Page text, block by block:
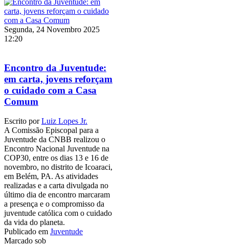
Segunda, 24 Novembro 2025
12:20
Encontro da Juventude:
em carta, jovens reforçam
o cuidado com a Casa
Comum
Escrito porLuiz Lopes Jr.
A Comissão Episcopal para a
Juventude da CNBB realizou o
Encontro Nacional Juventude na
COP30, entre os dias 13 e 16 de
novembro, no distrito de Icoaraci,
em Belém, PA. As atividades
realizadas e a carta divulgada no
último dia de encontro marcaram
a presença e o compromisso da
juventude católica com o cuidado
da vida do planeta.
Publicado em Juventude
Marcado sob